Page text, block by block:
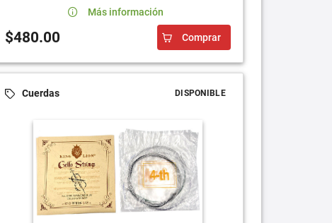
Más información
$480.00 Comprar
Cuerdas DISPONIBLE